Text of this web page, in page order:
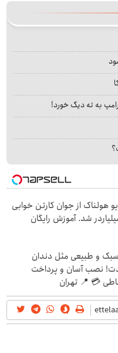
به ته دیگ خورد!
هولناک از جوان کارتن خوابی
شد. آموزش رایگان
و طبیعی مثل دندان
نصب آسان و پرداخت
💳 📍 تهران